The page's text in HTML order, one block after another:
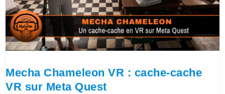
Mecha Chameleon VR : cache-cache
VR sur Meta Quest